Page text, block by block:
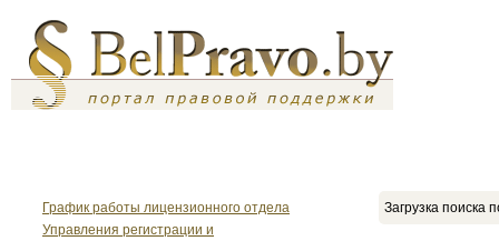
График работы лицензионного отдела
Управления регистрации и
Загрузка поиска